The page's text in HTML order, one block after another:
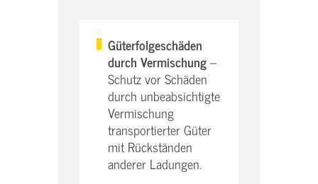
Güterfolgeschäden
durch Vermischung–
Schutz vor Schäden
durch unbeabsichtigte
Vermischung
transportierter Güter
mit Rückständen
anderer Ladungen.